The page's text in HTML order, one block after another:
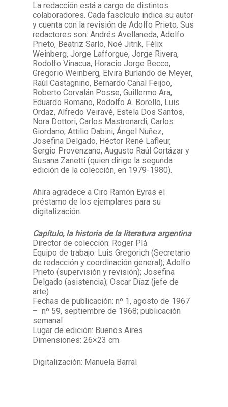
La redacción está a cargo de distintos
colaboradores. Cada fascículo indica su autor
y cuenta con la revisión de Adolfo Prieto. Sus
redactores son: Andrés Avellaneda, Adolfo
Prieto, Beatriz Sarlo, Noé Jitrik, Félix
Weinberg, Jorge Lafforgue, Jorge Rivera,
Rodolfo Vinacua, Horacio Jorge Becco,
Gregorio Weinberg, Elvira Burlando de Meyer,
Raúl Castagnino, Bernardo Canal Feijoo,
Roberto Corvalán Posse, Guillermo Ara,
Eduardo Romano, Rodolfo A. Borello, Luis
Ordaz, Alfredo Veiravé, Estela Dos Santos,
Nora Dottori, Carlos Mastronardi, Carlos
Giordano, Attilio Dabini, Ángel Nuñez,
Josefina Delgado, Héctor René Lafleur,
Sergio Provenzano, Augusto Raúl Cortázar y
Susana Zanetti (quien dirige la segunda
edición de la colección, en 1979-1980).
Ahira agradece a Ciro Ramón Eyras el
préstamo de los ejemplares para su
digitalización.
Capítulo, la historia de la literatura argentina
Director de colección: Roger Plá
Equipo de trabajo: Luis Gregorich (Secretario
de redacción y coordinación general); Adolfo
Prieto (supervisión y revisión); Josefina
Delgado (asistencia); Oscar Díaz (jefe de
arte)
Fechas de publicación: nº 1, agosto de 1967
– nº 59, septiembre de 1968; publicación
semanal
Lugar de edición: Buenos Aires
Dimensiones: 26×23 cm.
Digitalización: Manuela Barral